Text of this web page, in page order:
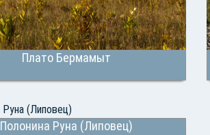
Плато Бермамыт
Полонина Руна (Липовец)